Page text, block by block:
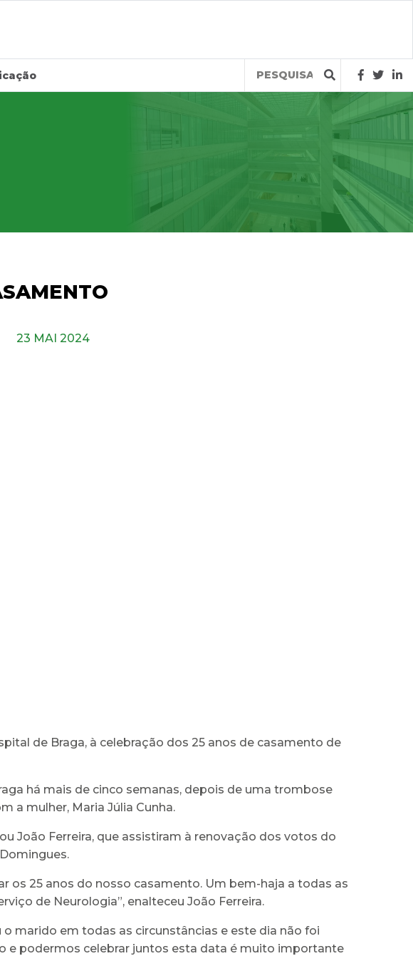
Query
23 MAI 2024
de Braga, à celebração dos 25 anos de casamento de
há mais de cinco semanas, depois de uma trombose
a mulher, Maria Júlia Cunha.
João Ferreira, que assistiram à renovação dos votos do
os 25 anos do nosso casamento. Um bem-haja a todas as
de Neurologia”, enalteceu João Ferreira.
o marido em todas as circunstâncias e este dia não foi
e podermos celebrar juntos esta data é muito importante